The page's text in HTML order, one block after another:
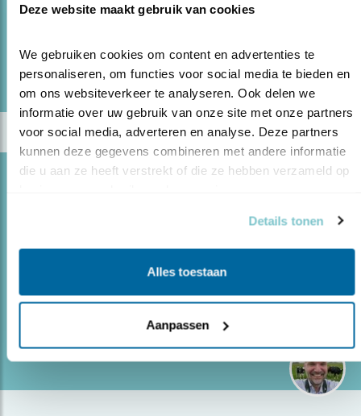
Deze website maakt gebruik van cookies
We gebruiken cookies om content en advertenties te
personaliseren, om functies voor social media te bieden en
om ons websiteverkeer te analyseren. Ook delen we
informatie over uw gebruik van onze site met onze partners
voor social media, adverteren en analyse. Deze partners
kunnen deze gegevens combineren met andere informatie
die u aan ze heeft verstrekt of die ze hebben verzameld op
Details tonen
Alles toestaan
Aanpassen
lees meer
Door Arjan Berben
Blog
01.03.18Ga mee met Vogelbescherming op vogelreis
Door Arjan Berben